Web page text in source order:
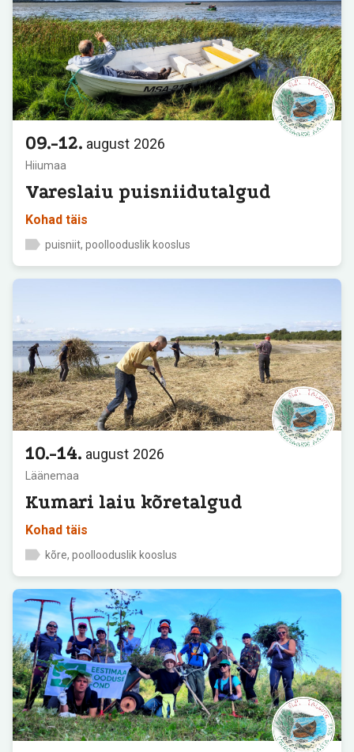
2026
09.-12. august
Hiiumaa
Vareslaiu puisniidutalgud
Kohad täis
puisniit, poollooduslik kooslus
2026
10.-14. august
Läänemaa
Kumari laiu kõretalgud
Kohad täis
kõre, poollooduslik kooslus